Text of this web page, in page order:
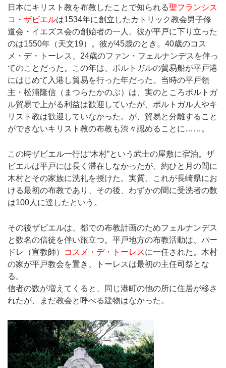
日本にキリスト教を布教したことで知られる聖フランシス
コ・ザビエルは1534年に創立したカトリック教会男子修
道会・イエズス会の創始者の一人。彼が平戸に下り立った
のは1550年（天文19）。彼が45歳のとき。40歳のコス
メ・デ・トーレス、24歳のファン・フェルナンデスを伴っ
てのことだった。この年は、ポルトガルの貿易船が平戸港
にはじめて入港し貿易を行った年だった。当時の平戸領
主・松浦隆信（まつらたかのぶ）は、実のところポルトガ
ル貿易で上がる利益は歓迎していたが、ポルトガル人やキ
リスト教は歓迎していなかった。が、貿易と分離すること
ができないキリスト教の布教も渋々認めることに……。
この時ザビエル一行は“木村”という武士の屋敷に宿泊。ザ
ビエルは平戸には長く滞在しなかったが、約ひと月の間に
木村とその家族に洗礼を授けた。実質、これが長崎県にお
ける最初の布教であり、その後、わずかの間に受洗者の数
は100人に達したという。
その後ザビエルは、都での布教計画のためフェルナンデス
と数名の信徒を伴い旅立つ。平戸地方の布教活動は、パー
ドレ（宣教師）
コスメ・デ・トーレスに一任された。木村
の家が平戸教会を置き、トーレスは最初の主任司祭とな
る。
信者の数が増えてくると、同じ港町の他の所に住居が移さ
れたが、まだ教会と呼べる建物はなかった。